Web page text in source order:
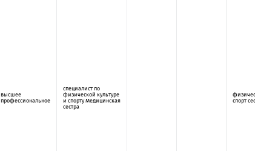
высшее
профессиональное
специалист по
физической культуре
и спорту Медицинская
сестра
спорт